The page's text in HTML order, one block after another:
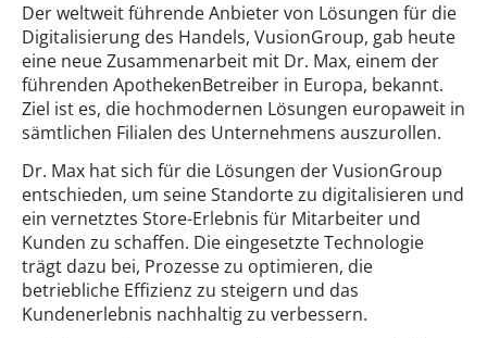
Der weltweit führende Anbieter von Lösungen für die
Digitalisierung des Handels, VusionGroup, gab heute
eine neue Zusammenarbeit mit Dr. Max, einem der
führenden ApothekenBetreiber in Europa, bekannt.
Ziel ist es, die hochmodernen Lösungen europaweit in
sämtlichen Filialen des Unternehmens auszurollen.
Dr. Max hat sich für die Lösungen der VusionGroup
entschieden, um seine Standorte zu digitalisieren und
ein vernetztes Store-Erlebnis für Mitarbeiter und
Kunden zu schaffen. Die eingesetzte Technologie
trägt dazu bei, Prozesse zu optimieren, die
betriebliche Effizienz zu steigern und das
Kundenerlebnis nachhaltig zu verbessern.